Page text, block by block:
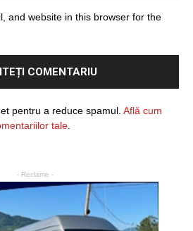
and website in this browser for the
pentru a reduce spamul. Află cum
tale
- Reclame -